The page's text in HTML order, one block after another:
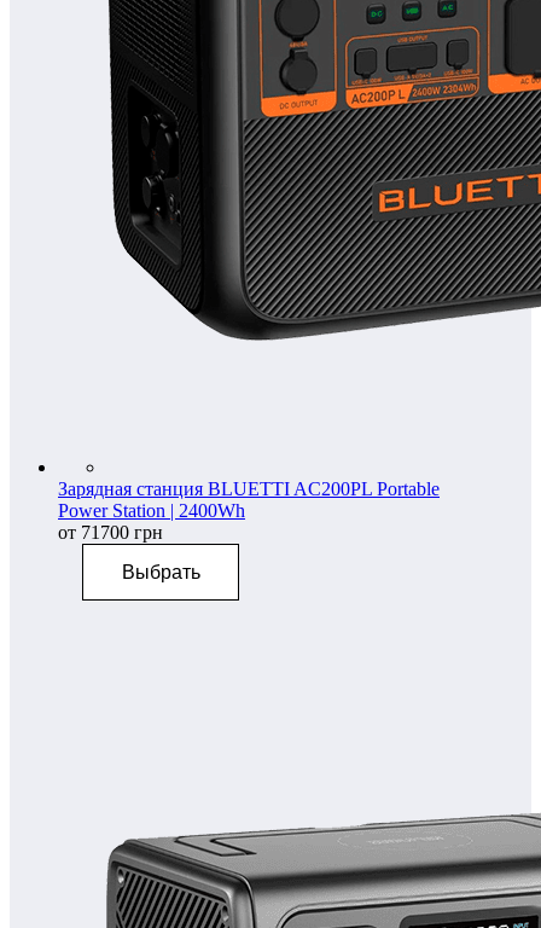
Зарядная станция BLUETTI AC200PL Portable
Power Station | 2400Wh
от 71700 грн
Выбрать